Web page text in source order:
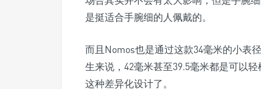
是挺适合手腕细的人佩戴的。
而且Nomos也是通过这款34毫米的小表
生来说，42毫米甚至39.5毫米都是可以
这种差异化设计了。